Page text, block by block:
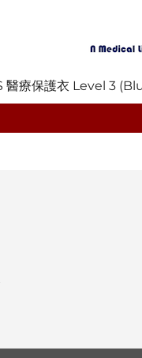
醫療保護衣 Level 3